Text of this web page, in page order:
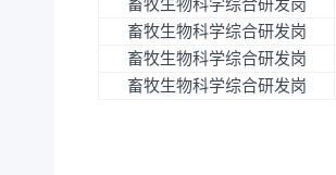
畜牧生物科学综合研发岗
畜牧生物科学综合研发岗
畜牧生物科学综合研发岗
畜牧生物科学综合研发岗